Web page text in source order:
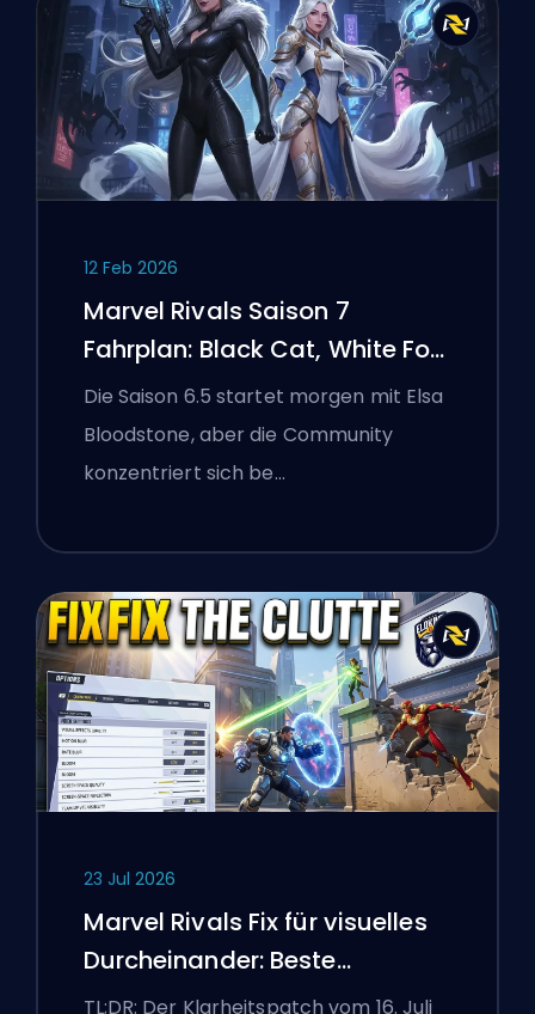
12 Feb 2026
Marvel Rivals Saison 7
Fahrplan: Black Cat, White Fox
und das Monsters Take
Manhattan Event
Die Saison 6.5 startet morgen mit Elsa
Bloodstone, aber die Community
konzentriert sich be…
23 Jul 2026
Marvel Rivals Fix für visuelles
Durcheinander: Beste
wettbewerbsorientierte
TL;DR: Der Klarheitspatch vom 16. Juli